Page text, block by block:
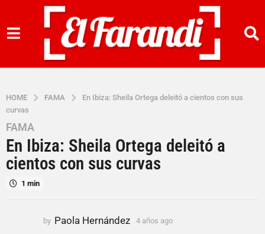
HOME FAMA
En Ibiza: Sheila Ortega deleitó a cientos con sus
curvas
4
a
o
s
FAMA
En Ibiza: Sheila Ortega deleitó a
cientos con sus curvas
1 min
by Paola Hernández 4 años ago